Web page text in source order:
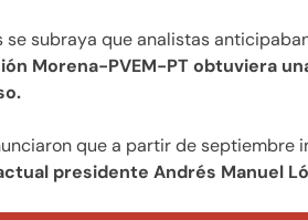
se subraya que analistas
Morena-PVEM-PT obtuviera
que a partir de septiembre
presidente Andrés Manuel